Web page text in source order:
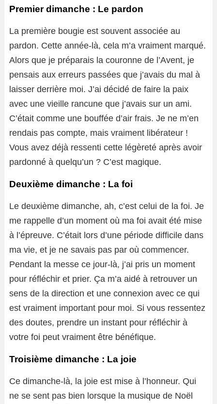
Premier dimanche : Le pardon
La première bougie est souvent associée au
pardon. Cette année-là, cela m’a vraiment marqué.
Alors que je préparais la couronne de l’Avent, je
pensais aux erreurs passées que j’avais du mal à
laisser derrière moi. J’ai décidé de faire la paix
avec une vieille rancune que j’avais sur un ami.
C’était comme une bouffée d’air frais. Je ne m’en
rendais pas compte, mais vraiment libérateur !
Vous avez déjà ressenti cette légèreté après avoir
pardonné à quelqu’un ? C’est magique.
Deuxième dimanche : La foi
Le deuxième dimanche, ah, c’est celui de la foi. Je
me rappelle d’un moment où ma foi avait été mise
à l’épreuve. C’était lors d’une période difficile dans
ma vie, et je ne savais pas par où commencer.
Pendant la messe ce jour-là, j’ai pris un moment
pour réfléchir et prier. Ça m’a aidé à retrouver un
sens de la direction et une connexion avec ce qui
est vraiment important pour moi. Si vous ressentez
des doutes, prendre un instant pour réfléchir à
votre foi peut vraiment être bénéfique.
Troisième dimanche : La joie
Ce dimanche-là, la joie est mise à l’honneur. Qui
ne se sent pas bien lorsque la musique de Noël